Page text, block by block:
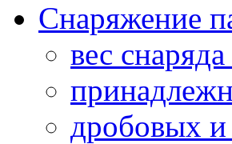
Снаряжение
вес
дробовых